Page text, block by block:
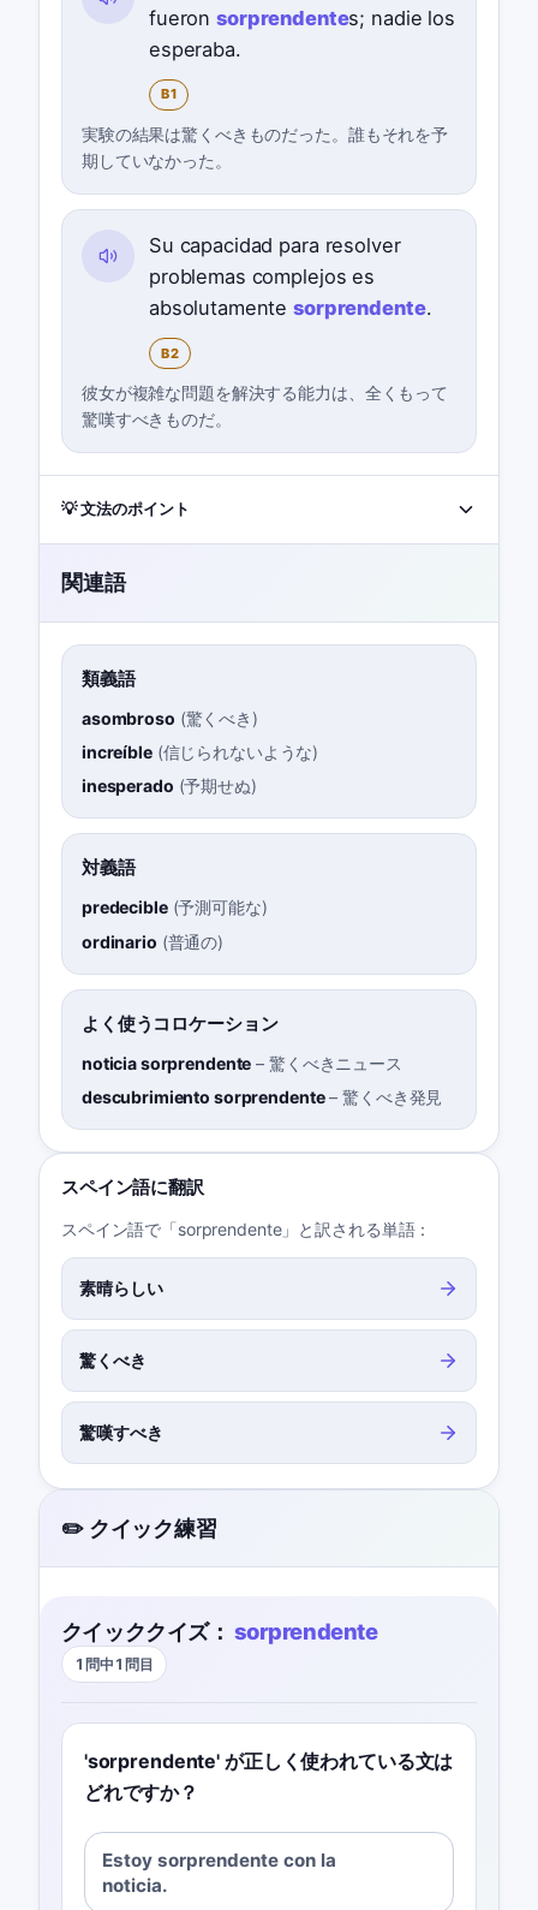
fueronsorprendentes; nadie los
esperaba.
B1
実験の結果は驚くべきものだった。誰もそれを予
期していなかった。
Su capacidad para resolver
problemas complejos es
absolutamentesorprendente.
B2
彼女が複雑な問題を解決する能力は、全くもって
驚嘆すべきものだ。
💡 文法のポイント
関連語
類義語
asombroso (驚くべき )
increíble(信じられないような)
inesperado (予期せぬ)
対義語
predecible(予測可能な)
ordinario (普通の)
よく使うコロケーション
noticia sorprendente – 驚くべきニュース
descubrimiento sorprendente–驚くべき発見
スペイン語に翻訳
スペイン語で「sorprendente」と訳される単語：
素晴らしい
驚くべき
驚嘆すべき
✏️ クイック練習
クイッククイズ： sorprendente
1問中1問目
'sorprendente' が正しく使われている文は
どれですか？
Estoy sorprendente con la
noticia.